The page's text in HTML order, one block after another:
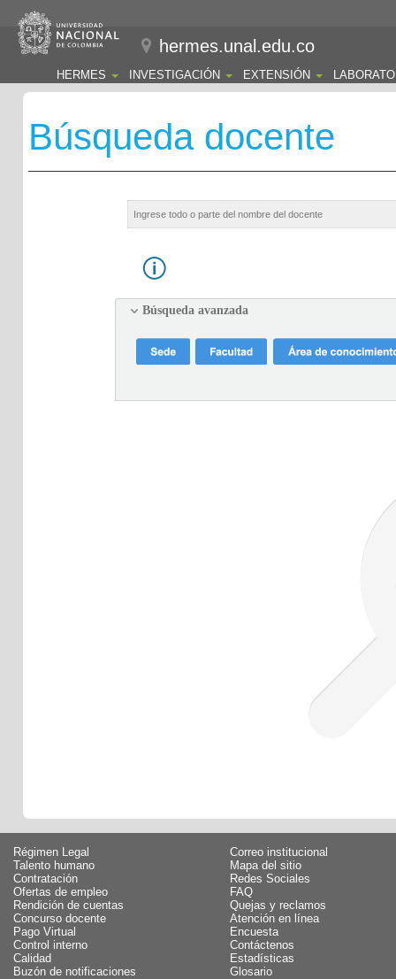
hermes.unal.edu.co
HERMES INVESTIGACIÓN EXTENSIÓN
Búsqueda docente
Búsqueda avanzada
Régimen Legal
Talento humano
Contratación
Ofertas de empleo
Rendición de cuentas
Concurso docente
Pago Virtual
Control interno
Calidad
Buzón de notificaciones
Correo institucional
Mapa del sitio
Redes Sociales
FAQ
Quejas y reclamos
Atención en línea
Encuesta
Contáctenos
Estadísticas
Glosario